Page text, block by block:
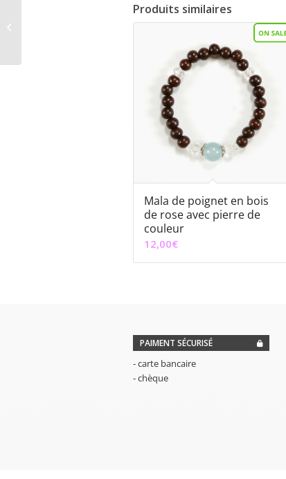
Produits similaires
Mala de poignet en bois
de rose avec pierre de
couleur
12,00€
PAIMENT SÉCURISÉ
- carte bancaire
- chèque